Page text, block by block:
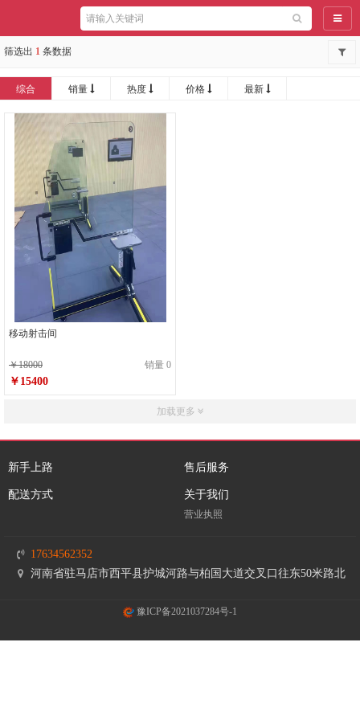
导航
筛选出 1 条数据
综合 销量 热度 价格 最新
移动射击间
￥18000 销量 0
￥15400
加载更多
新手上路 售后服务
配送方式 关于我们
营业执照
17634562352
河南省驻马店市西平县护城河路与柏国大道交叉口往东50米路北
豫ICP备2021037284号-1